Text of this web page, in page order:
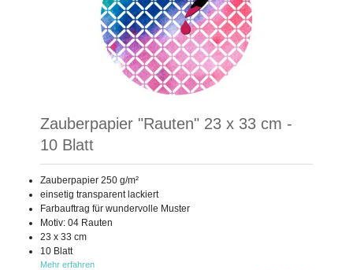
Zauberpapier "Rauten" 23 x 33 cm -
10 Blatt
Zauberpapier 250 g/m²
einsetig transparent lackiert
Farbauftrag für wundervolle Muster
Motiv: 04 Rauten
23 x 33 cm
10 Blatt
Mehr erfahren